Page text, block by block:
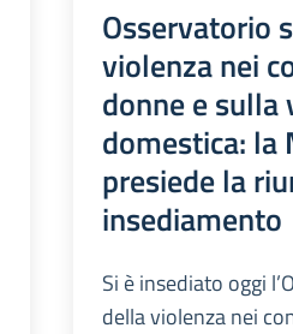
Osservatorio
violenza nei
donne e sulla
domestica:
presiede la
insediamento
Si è insediato oggi
della violenza nei